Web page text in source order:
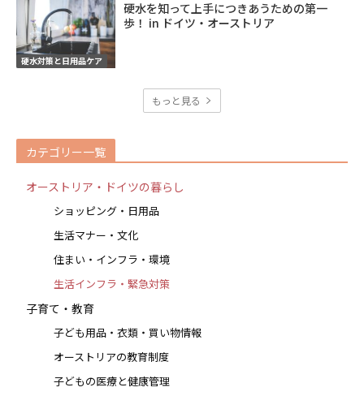
硬水対策と日用品ケア
硬水を知って上手につきあうための第一
歩！ in ドイツ・オーストリア
もっと見る
カテゴリー一覧
オーストリア・ドイツの暮らし
ショッピング・日用品
生活マナー・文化
住まい・インフラ・環境
生活インフラ・緊急対策
子育て・教育
子ども用品・衣類・買い物情報
オーストリアの教育制度
子どもの医療と健康管理